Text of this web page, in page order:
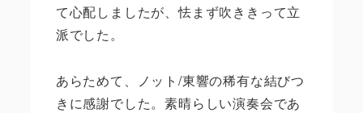
て心配しましたが、怯まず吹ききって立
派でした。
あらためて、ノット /東響の稀有な結びつ
きに感謝でした。素晴らしい演奏会であ